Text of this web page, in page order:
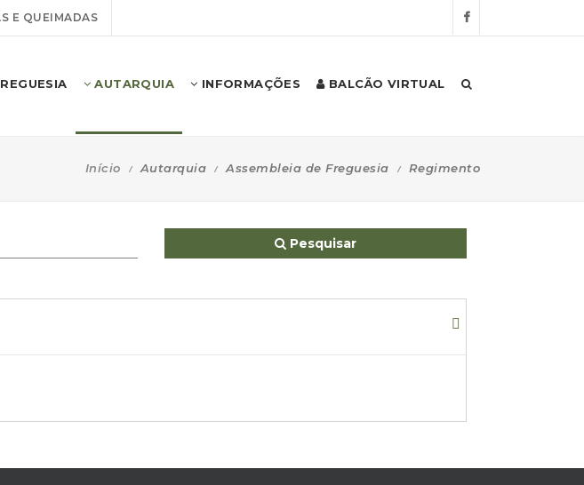
E QUEIMADAS
AUTARQUIA INFORMAÇÕES BALCÃO VIRTUAL
Início Autarquia Assembleia de Freguesia Regimento
Pesquisar